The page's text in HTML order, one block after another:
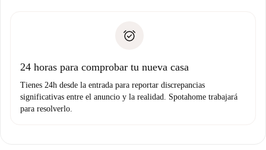
Prueba de solvencia
no nos comunicas ningún problema.
24 horas para comprobar tu nueva casa
Tienes 24h desde la entrada para reportar discrepancias
significativas entre el anuncio y la realidad. Spotahome trabajará
para resolverlo.